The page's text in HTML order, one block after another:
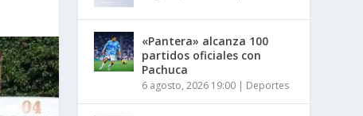
«Pantera» alcanza 100
partidos oficiales con
Pachuca
6 agosto, 2026 19:00 | Deportes